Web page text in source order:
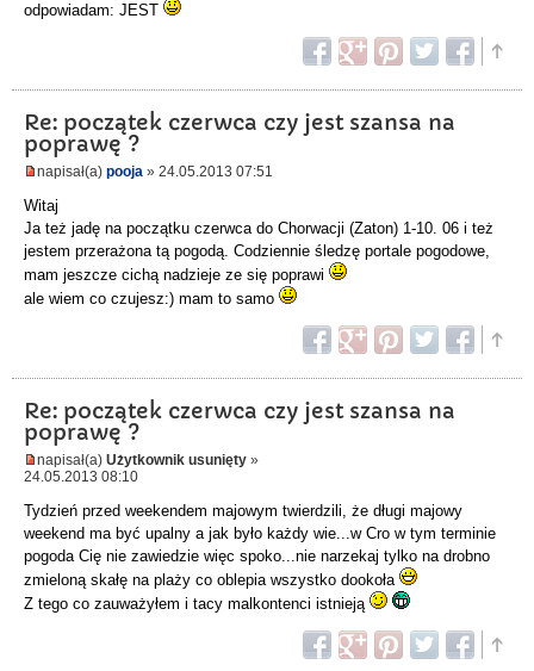
odpowiadam: JEST
Re: początek czerwca czy jest szansa na
poprawę ?
napisał(a) pooja » 24.05.2013 07:51
Witaj
Ja też jadę na początku czerwca do Chorwacji (Zaton) 1-10. 06 i też
jestem przerażona tą pogodą. Codziennie śledzę portale pogodowe,
mam jeszcze cichą nadzieje ze się poprawi
ale wiem co czujesz:) mam to samo
Re: początek czerwca czy jest szansa na
poprawę ?
napisał(a) Użytkownik usunięty »
24.05.2013 08:10
Tydzień przed weekendem majowym twierdzili, że długi majowy
weekend ma być upalny a jak było każdy wie...w Cro w tym terminie
pogoda Cię nie zawiedzie więc spoko...nie narzekaj tylko na drobno
zmieloną skałę na plaży co oblepia wszystko dookoła
Z tego co zauważyłem i tacy malkontenci istnieją